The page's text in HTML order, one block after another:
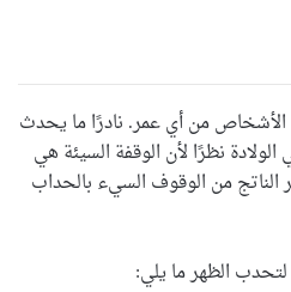
من أي عمر. نادرًا ما يحدث
نظرًا لأن الوقفة السيئة هي
الناتج من الوقوف السيء بالحداب
لتحدب الظهرما يلي: